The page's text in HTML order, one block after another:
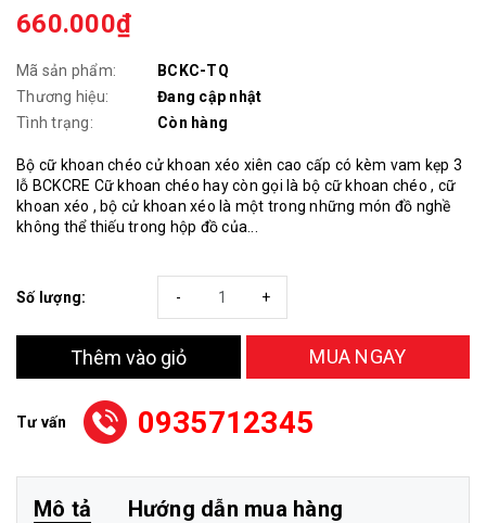
660.000₫
Mã sản phẩm:
BCKC-TQ
Thương hiệu:
Đang cập nhật
Tình trạng:
Còn hàng
Bộ cữ khoan chéo cử khoan xéo xiên cao cấp có kèm vam kẹp 3
lỗ BCKCRE Cữ khoan chéo hay còn gọi là bộ cữ khoan chéo , cữ
khoan xéo , bộ cử khoan xéo là một trong những món đồ nghề
không thể thiếu trong hộp đồ của...
Số lượng: +
-
Thêm vào giỏ MUA NGAY
Tư vấn 0935712345
Mô tả Hướng dẫn mua hàng